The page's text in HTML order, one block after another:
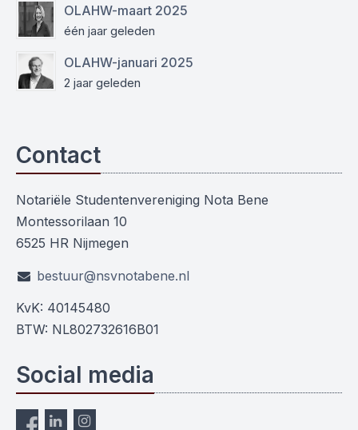
OLAHW-maart 2025
één jaar geleden
OLAHW-januari 2025
2 jaar geleden
Contact
Notariële Studentenvereniging Nota Bene
Montessorilaan 10
6525 HR Nijmegen
bestuur@nsvnotabene.nl
KvK: 40145480
BTW: NL802732616B01
Social media